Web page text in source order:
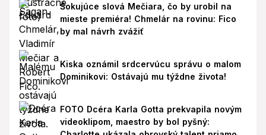
Šokujúce slová Mečiara, čo by urobil na
mieste premiéra! Chmelár na rovinu: Fico
by mal návrh zvážiť
Kiska oznámil srdcervúcu správu o malom
Dominikovi: Ostávajú mu týždne života!
FOTO Dcéra Karla Gotta prekvapila novým
videoklipom, maestro by bol pyšný: